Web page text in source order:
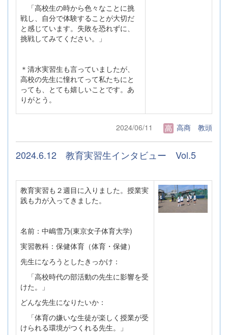
「高校生の時から色々なことに挑
戦し、自分で体験することが大切だ
と感じています。失敗を恐れずに、
挑戦してみてください。」
＊清水実習生も言っていましたが、
高校の先生に憧れてって私たちにと
っても、とても嬉しいことです。あ
りがとう。
2024/06/11 高商 教頭
2024.6.12 教育実習生インタビュー Vol.5
教育実習も２週目に入りました。授業実
践も力が入ってきました。
名前：中嶋雪乃(東京女子体育大学)
実習教科：保健体育（体育・保健）
先生になろうとしたきっかけ：
「高校時代の部活動の先生に影響を受
けた。」
どんな先生になりたいか：
「体育の嫌いな生徒が楽しく授業が受
けられる環境がつくれる先生。」